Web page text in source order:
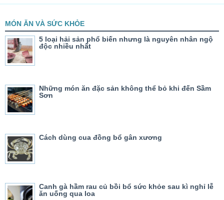
MÓN ĂN VÀ SỨC KHỎE
5 loại hải sản phổ biến nhưng là nguyên nhân ngộ
độc nhiều nhất
Những món ăn đặc sản không thể bỏ khi đến Sầm
Sơn
Cách dùng cua đồng bổ gân xương
Canh gà hầm rau củ bồi bổ sức khỏe sau kì nghỉ lễ
ăn uống qua loa